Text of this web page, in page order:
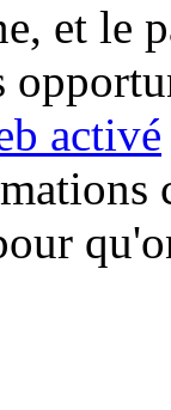
et le
activé